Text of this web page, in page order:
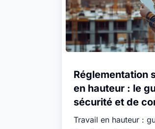
Réglementation
en hauteur : le
sécurité et de
Travail en hauteur :